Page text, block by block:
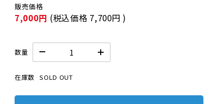
7,000円 (税込価格 7,700円 )
数量
在庫数 SOLD OUT